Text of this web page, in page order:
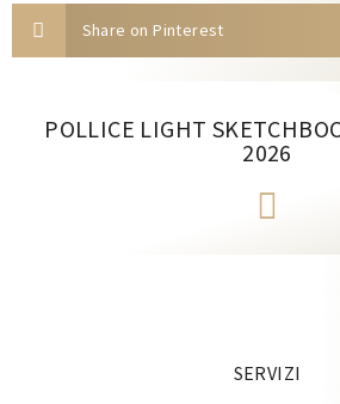
Share on Pinterest
POLLICE LIGHT
2026
SERVIZI